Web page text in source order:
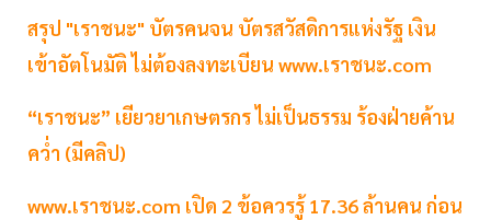
สรุป "เราชนะ" บัตรคนจน บัตรสวัสดิการแห่งรัฐ เงิน
เข้าอัตโนมัติ ไม่ต้องลงทะเบียน www.เราชนะ.com
“เราชนะ” เยียวยาเกษตรกร ไม่เป็นธรรม ร้องฝ่ายค้าน
คว่ำ (มีคลิป)
www.เราชนะ.com เปิด 2 ข้อควรรู้ 17.36 ล้านคน ก่อน